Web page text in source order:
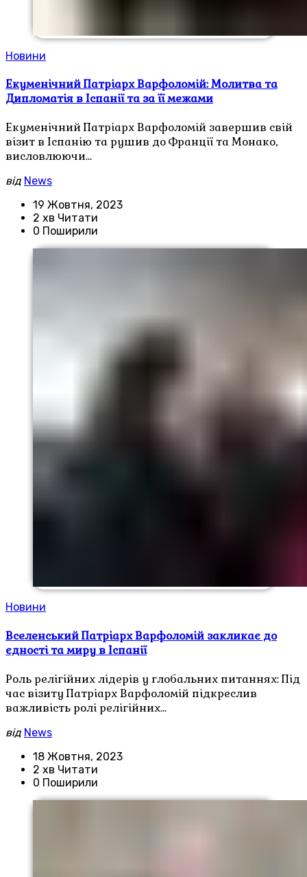
Новини
Екуменічний Патріарх Варфоломій: Молитва та
Дипломатія в Іспанії та за її межами
Екуменічний Патріарх Варфоломій завершив свій
візит в Іспанію та рушив до Франції та Монако,
висловлюючи…
від News
19 Жовтня, 2023
2 хв Читати
0 Поширили
Новини
Вселенський Патріарх Варфоломій закликає до
єдності та миру в Іспанії
Роль релігійних лідерів у глобальних питаннях: Під
час візиту Патріарх Варфоломій підкреслив
важливість ролі релігійних…
від News
18 Жовтня, 2023
2 хв Читати
0 Поширили